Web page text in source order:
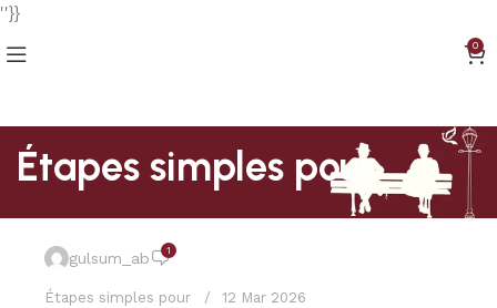
''}}
0
Étapes simples pour
gulsum_ab 1
Étapes simples pour 12 Mar 2026